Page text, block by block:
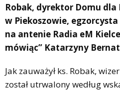
Robak, dyrektor Domu dla
w Piekoszowie,
na antenie Radia eM
mówiąc” Katarzyny
Jak zauważył ks. Robak,
został utrwalony według